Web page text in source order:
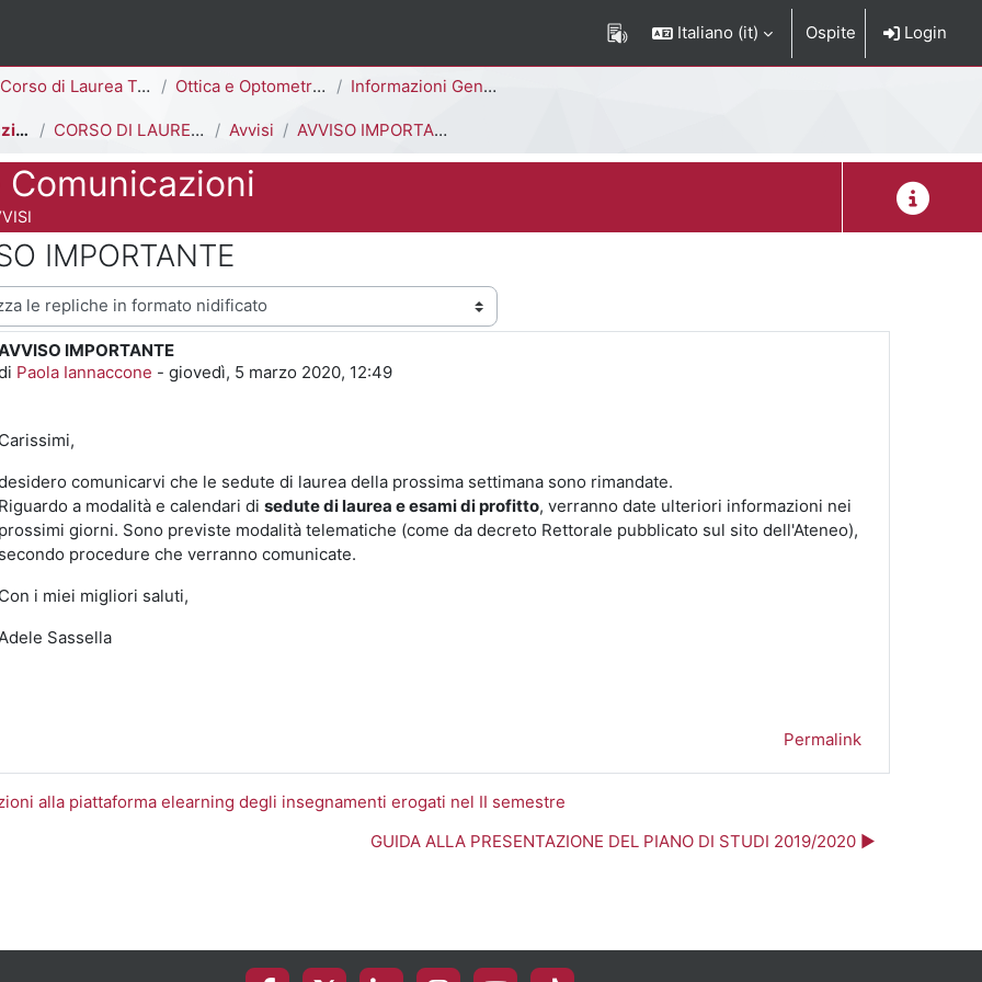
Italiano ‎(it)‎ Ospite Login
Corso di Laurea Triennale Ottica e Optometria [E3006Q - E3002Q] Informazioni Generali del Corso di Studi
Avvisi e Comunicazioni CORSO DI LAUREA IN OTTICA E OPTOMETRIA Avvisi AVVISO IMPORTANTE
Comunicazioni
corso
IMPORTANTE
IMPORTANTE
Paola Iannaccone - giovedì, 5 marzo 2020, 12:49
di risposte: 0
Carissimi,
comunicarvi che le sedute di laurea della prossima settimana sono rimandate.
Riguardo a modalità e calendari di sedute di laurea e esami di profitto, verranno date ulteriori informazioni nei
prossimi giorni. Sono previste modalità telematiche (come da decreto Rettorale pubblicato sul sito dell'Ateneo),
secondo procedure che verranno comunicate.
Con i miei migliori saluti,
Adele Sassella
Permalink
alla piattaforma elearning degli insegnamenti erogati nel II semestre
GUIDA ALLA PRESENTAZIONE DEL PIANO DI STUDI 2019/2020 ▶︎